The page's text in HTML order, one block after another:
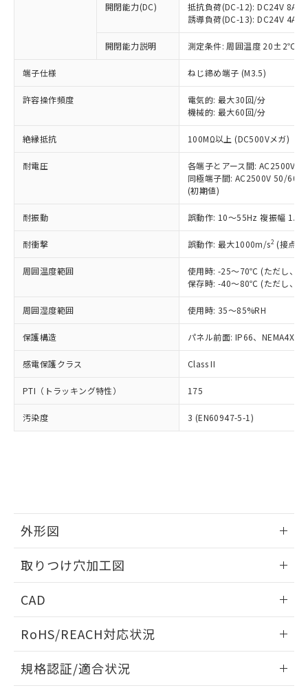
開閉能力(DC)
抵抗負荷(DC-12): DC24V 8A/
誘導負荷(DC-13): DC24V 4A/
開閉能力説明 測定条件: 周囲温度 20±2℃、
端子仕様 ねじ締め端子 (M3.5)
許容操作頻度
電気的: 最大30回/分
機械的: 最大60回/分
絶縁抵抗 100MΩ以上 (DC500Vメガ)
耐電圧
各端子とアース間: AC2500V
同極端子間: AC2500V 50/
(初期値)
耐振動 誤動作: 10～55Hz 複振幅
耐衝撃 誤動作: 最大1000m/s2 (接点
周囲温度範囲
使用時: -25～70℃ (ただし、氷
保存時: -40～80℃ (ただし、氷
周囲湿度範囲 使用時: 35～85%RH
保護構造 パネル前面: IP66、NEMA4X,
感電保護クラス Class II
PTI（トラッキング特性） 175
汚染度 3 (EN60947-5-1)
外形図
取りつけ穴加工図
CAD
ドすることができます。
ログイン/会員登録
RoHS/REACH対応状況
EU RoHS 注意事項・凡例
規格認証/適合状況
以下の条件をお読みいただき、同意のうえ
ご利用ください。
本サービスは、当社制御機器事業取扱
商品の当社在庫状況および標準価格
(税抜)を提供させていただくもので
当社制御機器事業取扱商品の中には、
本サービスの対象外となる商品もある
ことをご了承ください。
在庫状況および標準価格照会結果は、
記載している更新日時点での社内デー
タに基づき作成されるものであり、閲
覧された時点での実際の在庫および標
準価格とは異なる場合があることをご
正式な納期状況および標準価格はお客
様のお取引先、またはお客様担当のオ
ムロン制御機器販売店・当社販売員に
オムロン制御機器販売店や当社販売拠
販売ネットワーク
」をご確認
在庫状況および標準価格結果を当社の
事前の承諾なく第三者に漏洩または開
示しないようお願いします。
マイパーツ機能（部品リスト作成サー
ビス）をご利用いただくには、I-Web
品・サービスに関するお客様との取
の共同利用に関して"
用者の範囲」に記載されている法人を
対応予定なし：EU RoHS指令（10物質）の
非含有に非対応の商品で、対応品を出す予
調査・確認中：EU RoHS指令（10物質）の
非含有の対応状況を調査中または確認中の
商品です。
非該当品：ライセンス料など無形物で、有
害物質有無と関係のない商品です。
仕入先様の事情により、非含有部品として
いたものが、含有品と判明した場合などや
むを得ず変更することがあります。
鉛(Pb) 1000ppm以下、 水銀(Hg) 1000ppm以下、 カド
六価クロム(Cr(Ⅵ)) 1000ppm以下、ポリ臭化ビフェニル
類(PBB) 1000ppm以下、ポリ臭化ジフェニルエーテル類
ルベンジル（BBP） 1000ppm以下、フタル酸ジブチル
（DBP） 1000ppm以下、フタル酸ジイソブチル
但し、RoHS指令で産業用監視および制御機器に対する
適用除外項目は除く。
フタル酸エステル類の４物質については閾値を超える意
図的な使用がないことを確認しています。
部品在庫の切り替え状況などにより、予定
月が前後することがあります。
EU RoHS指令（10物質）の非含有証明書
51物質の非含有証明書（当社基準）
※本証明書は発行日時点で非含有を証明す
物質の対応では、対応完了までの期間は出
荷製品に未対応品が混在することから備考
欄に対応日を記載しておりました。
既に当社にて対応品への在庫切替を完了
「○」：最大均質材料含有率が中国RoHSの
基準値以下であることを示します。
「×」：最大均質材料含有率が中国RoHSの
基準値を超えていることを示します。
「－」：未確認です。当社販売部門へお問
*中国RoHS10物質の基準値 (GB/T26572)：
Pb(鉛) :1000ppm、 Hg(水銀) : 1000ppm、 Cd(カドミウ
Cr(Ⅵ)(六価クロム) : 1000ppm、 PBBs(ポリ臭化ビフェ
ニル類) : 1000ppm、 PBDEs(ポリ臭化ジフェニルエーテ
ル類) : 1000ppm、
DBP(フタル酸ジブチル) : 1000ppm、 DIBP(フタル酸ジ
イソブチル) : 1000ppm、 BBP(フタル酸ブチルベンジ
DEHP(フタル酸ビス(2-エチルヘキシル)) : 1000ppm
「ｅ」：有害物質（10物質）のすべてが基
準値以下であることを示します。
「10」：通常の使用状況下において有害物
質が外部に漏えいし、環境に深刻な影響を
及ぼさない年数を意味します。
当社は、これら貴社製品のうち、外国
為替および外国貿易法に定める商品
（以下｢規制貨物等」という）を輸出
または国外への提供する場合は、日本
国政府の輸出許可(または役務取引許
可)を取得するなどの必要な手続きを
当社は規制貨物を破棄する場合は、完
全に破砕するなど、違法に輸出されな
いよう必要な手段を講じます。
当社は貴社製品を、核兵器、ミサイ
ル、化学兵器、生物兵器またはその他
武器並びにこれらの製造装置等に一切
当社は、貴社製品を第三者に販売する
場合は、上記1、2および3の内容を当
該第三者に通知します。また当社は、
販売先および販売に係わる関係者が違
法に輸出するおそれがある場合は、取
り引きをいたしません。
一定数以上の在庫あり
一定数には満たないが在庫あり
在庫なし(最新の在庫状況につ
いては、お客様のお取引先、ま
たはお客様担当のオムロン制御
機器販売店・当社販売員にご確
受注生産機種、また在庫状況の
情報を公開していない機種